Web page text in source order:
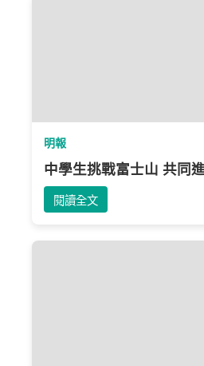
明報
中學生挑戰富士山 共同
閱讀全文